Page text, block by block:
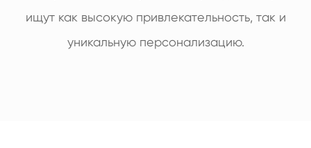
ищут как высокую привлекательность, так и
уникальную персонализацию.